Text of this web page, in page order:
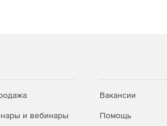
и вебинары
Вакансии
Помощь